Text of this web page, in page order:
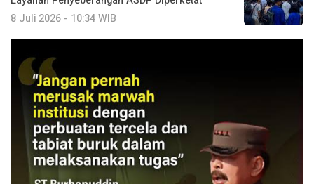
8 Juli 2026 - 10:34 WIB